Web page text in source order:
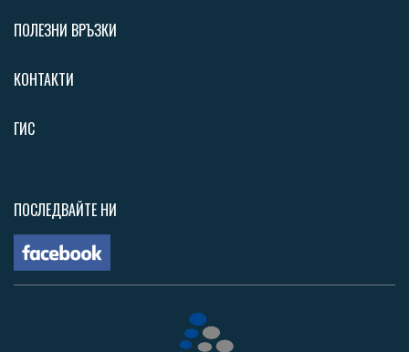
ПОЛЕЗНИ ВРЪЗКИ
КОНТАКТИ
ГИС
ПОСЛЕДВАЙТЕ НИ